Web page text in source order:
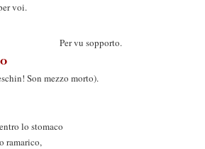
voi.
sopporto.
Son mezzo morto).
lo stomaco
ramarico,